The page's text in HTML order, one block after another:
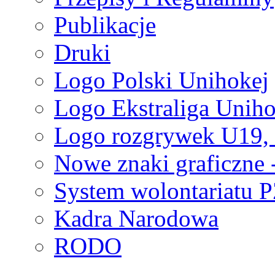
Publikacje
Druki
Logo Polski Unihokej
Logo Ekstraliga
Logo rozgrywek
Nowe znaki graficzne
System wolontariatu
Kadra Narodowa
RODO